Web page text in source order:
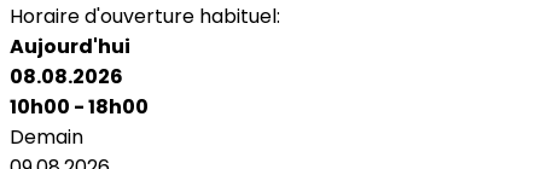
Horaire d'ouverture habituel:
Aujourd'hui
08.08.2026
10h00 - 18h00
Demain